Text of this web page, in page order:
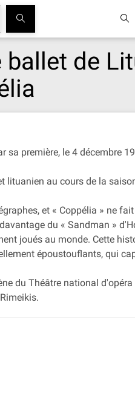
de
première, le 4 décembre
lituanien au cours de la
et « Coppélia » ne
du « Sandman »
joués au monde. Cette
époustouflants, qui
du Théâtre national